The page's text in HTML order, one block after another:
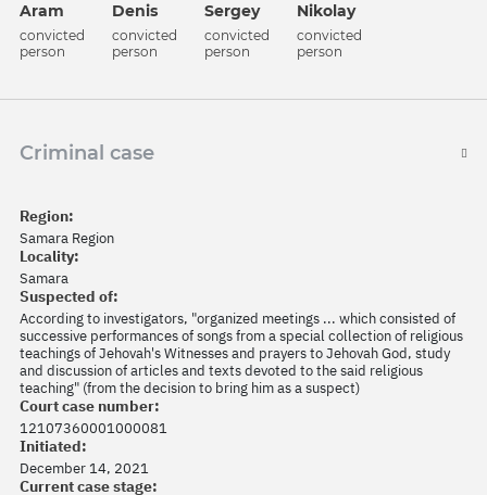
Aram
convicted
person
Denis
convicted
person
Sergey
convicted
person
Nikolay
convicted
person
Criminal case
Region:
Samara Region
Locality:
Samara
Suspected of:
According to investigators, "organized meetings ... which consisted of
successive performances of songs from a special collection of religious
teachings of Jehovah's Witnesses and prayers to Jehovah God, study
and discussion of articles and texts devoted to the said religious
teaching" (from the decision to bring him as a suspect)
Court case number:
12107360001000081
Initiated:
December 14, 2021
Current case stage: